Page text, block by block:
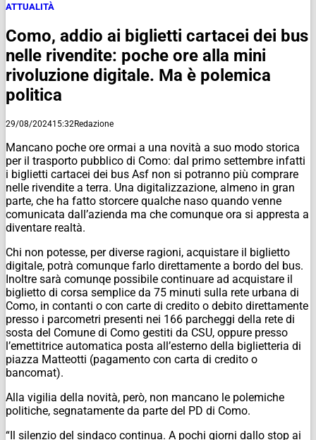
ATTUALITÀ
Como, addio ai biglietti cartacei dei bus
nelle rivendite: poche ore alla mini
rivoluzione digitale. Ma è polemica
politica
29/08/202415:32Redazione
Mancano poche ore ormai a una novità a suo modo storica
per il trasporto pubblico di Como: dal primo settembre infatti
i biglietti cartacei dei bus Asf non si potranno più comprare
nelle rivendite a terra. Una digitalizzazione, almeno in gran
parte, che ha fatto storcere qualche naso quando venne
comunicata dall’azienda ma che comunque ora si appresta a
diventare realtà.
Chi non potesse, per diverse ragioni, acquistare il biglietto
digitale, potrà comunque farlo direttamente a bordo del bus.
Inoltre sarà comunqe possibile continuare ad acquistare il
biglietto di corsa semplice da 75 minuti sulla rete urbana di
Como, in contanti o con carte di credito o debito direttamente
presso i parcometri presenti nei 166 parcheggi della rete di
sosta del Comune di Como gestiti da CSU, oppure presso
l’emettitrice automatica posta all’esterno della biglietteria di
piazza Matteotti (pagamento con carta di credito o
bancomat).
Alla vigilia della novità, però, non mancano le polemiche
politiche, segnatamente da parte del PD di Como.
“Il silenzio del sindaco continua. A pochi giorni dallo stop ai